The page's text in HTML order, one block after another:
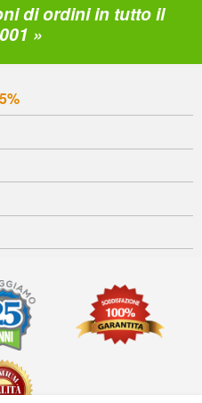
di ordini in tutto il
»